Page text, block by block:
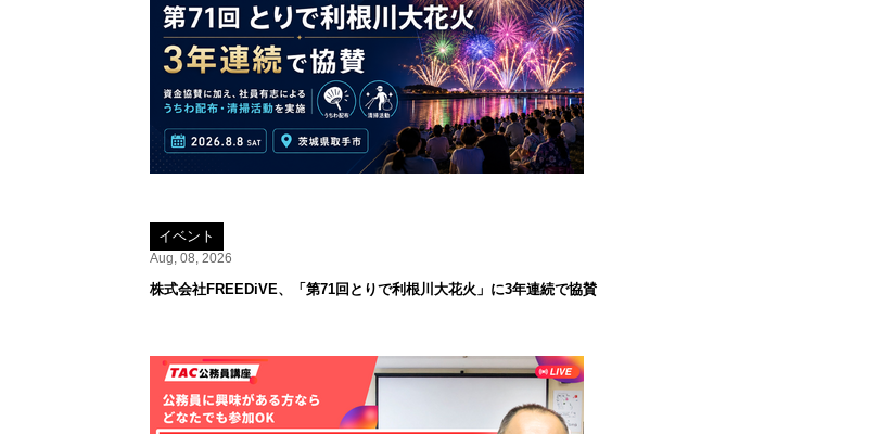
イベント
Aug, 08, 2026
株式会社FREEDiVE、「第71回とりで利根川大花火」に3年連続で協賛